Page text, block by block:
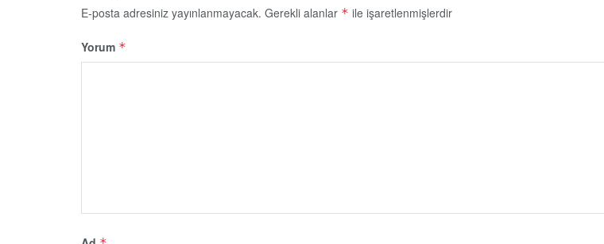
E-posta adresiniz yayınlanmayacak. Gerekli alanlar * ile işaretlenmişlerdir
Yorum *